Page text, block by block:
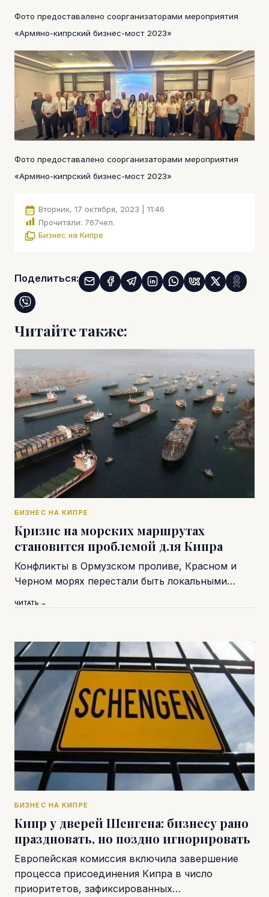
Фото предоставалено соорганизаторами мероприятия
«Армяно-кипрский бизнес-мост 2023»
Фото предоставалено соорганизаторами мероприятия
«Армяно-кипрский бизнес-мост 2023»
Вторник, 17 октября, 2023 | 11:46
Прочитали: 767чел.
Бизнес на Кипре
Поделиться:
Читайте также:
БИЗНЕС НА КИПРЕ
Кризис на морских маршрутах
становится проблемой для Кипра
Конфликты в Ормузском проливе, Красном и
Черном морях перестали быть локальными…
ЧИТАТЬ →
БИЗНЕС НА КИПРЕ
Кипр у дверей Шенгена: бизнесу рано
праздновать, но поздно игнорировать
Европейская комиссия включила завершение
процесса присоединения Кипра в число
приоритетов, зафиксированных…